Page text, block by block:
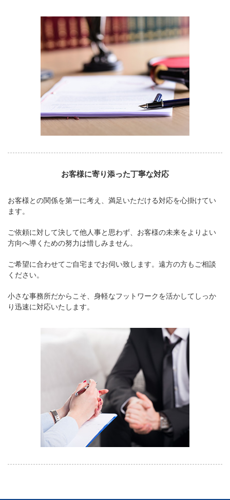
お客様に寄り添った丁寧な対応
お客様との関係を第一に考え、満足いただける対応を心掛けてい
ます。
ご依頼に対して決して他人事と思わず、お客様の未来をよりよい
方向へ導くための努力は惜しみません。
ご希望に合わせてご自宅までお伺い致します。遠方の方もご相談
ください。
小さな事務所だからこそ、身軽なフットワークを活かしてしっか
り迅速に対応いたします。